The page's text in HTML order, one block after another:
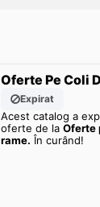
Oferte Pe Coli
Expirat
Acest catalog a
oferte de laOferte
rame. În curând!